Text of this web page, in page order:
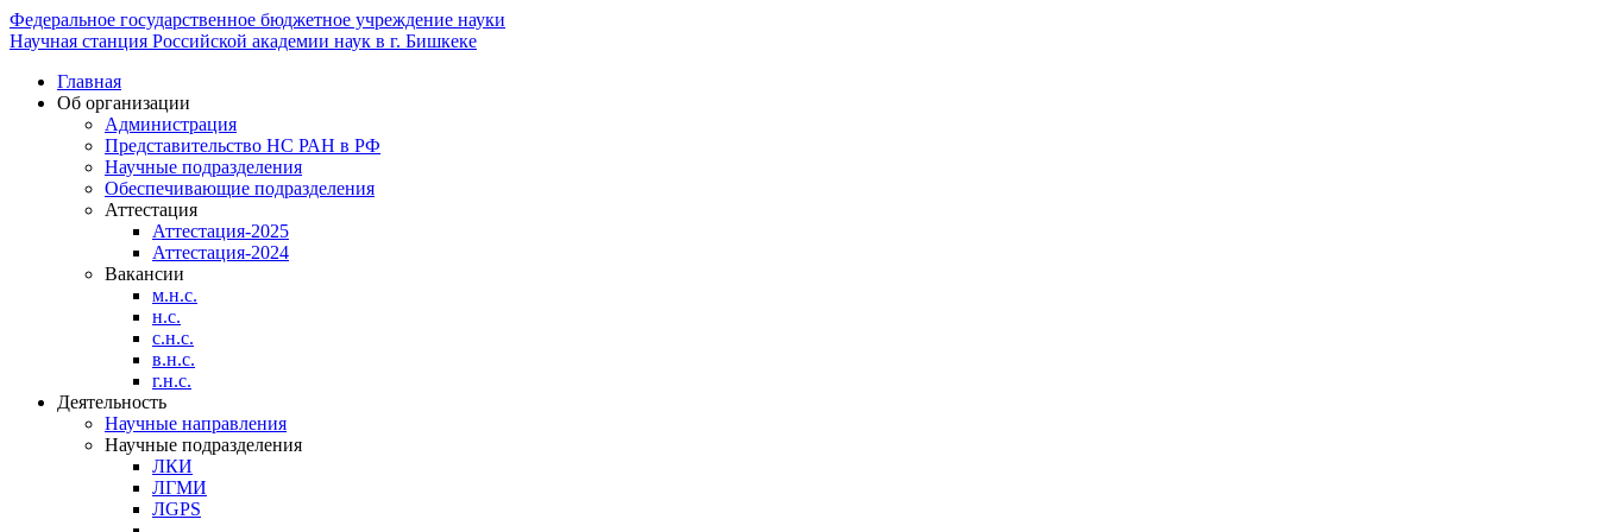
Федеральное государственное бюджетное учреждение науки
Научная станция Российской академии наук в г. Бишкеке
Главная
Об организации
Администрация
Представительство НС РАН в РФ
Научные подразделения
Обеспечивающие подразделения
Аттестация
Аттестация-2025
Аттестация-2024
Вакансии
м.н.с.
н.с.
с.н.с.
в.н.с.
г.н.с.
Деятельность
Научные направления
Научные подразделения
ЛКИ
ЛГМИ
ЛGPS